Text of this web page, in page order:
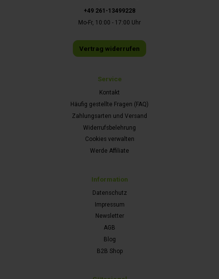
+49 261-13499228
Mo-Fr, 10:00 - 17:00 Uhr
Vertrag widerrufen
Service
Kontakt
Häufig gestellte Fragen (FAQ)
Zahlungsarten und Versand
Widerrufsbelehrung
Cookies verwalten
Werde Affiliate
Information
Datenschutz
Impressum
Newsletter
AGB
Blog
B2B Shop